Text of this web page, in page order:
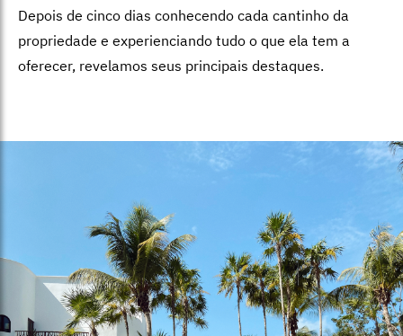
Depois de cinco dias conhecendo cada cantinho da
propriedade e experienciando tudo o que ela tem a
oferecer, revelamos seus principais destaques.